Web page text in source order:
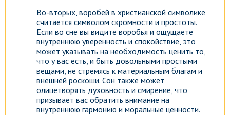
Во-вторых, воробей в христианской символике
считается символом скромности и простоты.
Если во сне вы видите воробья и ощущаете
внутреннюю уверенность и спокойствие, это
может указывать на необходимость ценить то,
что у вас есть, и быть довольными простыми
вещами, не стремясь к материальным благам и
внешней роскоши. Сон также может
олицетворять духовность и смирение, что
призывает вас обратить внимание на
внутреннюю гармонию и моральные ценности.